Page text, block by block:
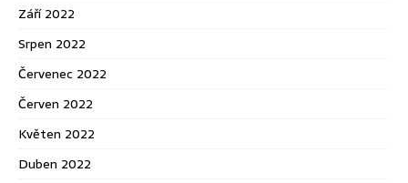
Září 2022
Srpen 2022
Červenec 2022
Červen 2022
Květen 2022
Duben 2022